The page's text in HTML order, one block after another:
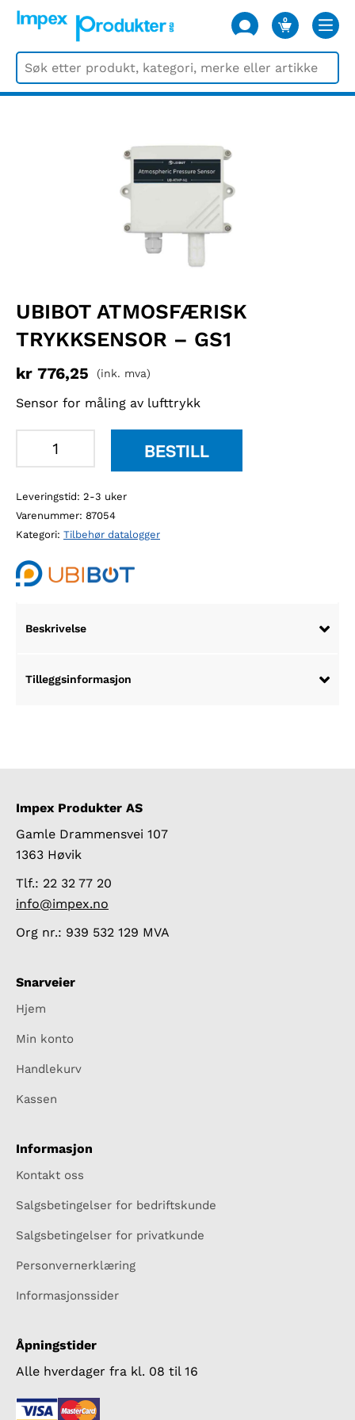
0
VARER
UBIBOT ATMOSFÆRISK
TRYKKSENSOR – GS1
kr 776,25 (ink. mva)
Sensor for måling av lufttrykk
-
GS1
antall
BESTILL
Leveringstid: 2-3 uker
Varenummer: 87054
Kategori: Tilbehør datalogger
Beskrivelse
Tilleggsinformasjon
Impex Produkter AS
Gamle Drammensvei 107
1363 Høvik
Tlf.: 22 32 77 20
info@impex.no
Org nr.: 939 532 129 MVA
Snarveier
Hjem
Min konto
Handlekurv
Kassen
Informasjon
Kontakt oss
Salgsbetingelser for bedriftskunde
Salgsbetingelser for privatkunde
Personvernerklæring
Informasjonssider
Åpningstider
Alle hverdager fra kl. 08 til 16